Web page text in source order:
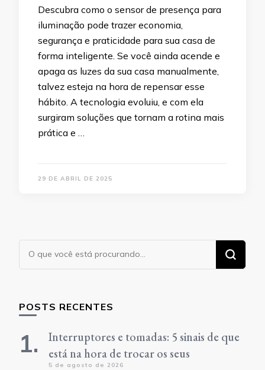
Descubra como o sensor de presença para
iluminação pode trazer economia,
segurança e praticidade para sua casa de
forma inteligente. Se você ainda acende e
apaga as luzes da sua casa manualmente,
talvez esteja na hora de repensar esse
hábito. A tecnologia evoluiu, e com ela
surgiram soluções que tornam a rotina mais
prática e …
29 DE ABRIL DE 2025
Procurando
algo?
POSTS RECENTES
Interruptores e tomadas: 5 sinais de que
está na hora de trocar os seus
5 de agosto de 2026